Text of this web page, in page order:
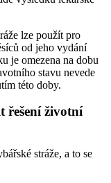
lze použít pro
od jeho vydání
je omezena na dobu
stavu nevede
této doby.
řešení životní
stráže, a to se